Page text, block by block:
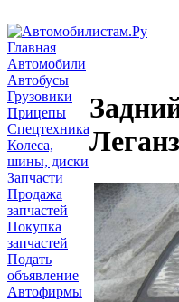
Главная
Автомобили
Автобусы
Грузовики
Прицепы
Спецтехника
Колеса,
шины, диски
Запчасти
Продажа
запчастей
Покупка
запчастей
Подать
объявление
Автофирмы